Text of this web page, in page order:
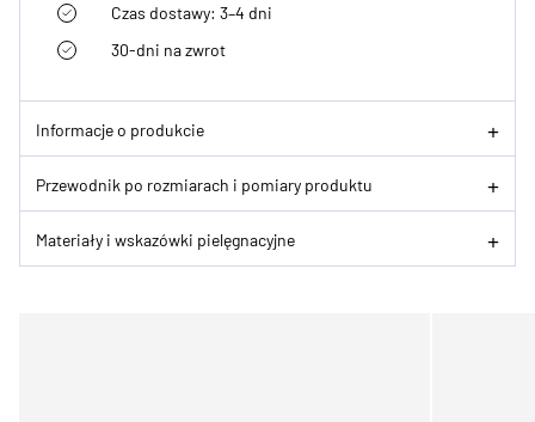
Czas dostawy: 3–4 dni
30-dni na zwrot
Informacje o produkcie
Przewodnik po rozmiarach i pomiary produktu
Materiały i wskazówki pielęgnacyjne